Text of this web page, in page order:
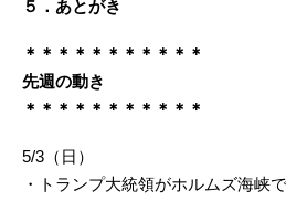
５．あとがき
＊＊＊＊＊＊＊＊＊＊＊
先週の動き
＊＊＊＊＊＊＊＊＊＊＊
5/3（日）
・トランプ大統領がホルムズ海峡